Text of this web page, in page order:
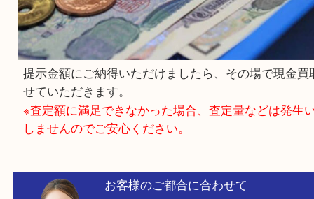
査定結果をご案内させていただきます。